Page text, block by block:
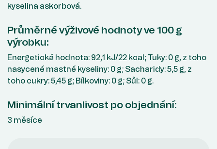
kyselina askorbová.
Průměrné výživové hodnoty ve 100 g
výrobku:
Energetická hodnota: 92,1 kJ/22 kcal; Tuky: 0 g, z toho
nasycené mastné kyseliny: 0 g; Sacharidy: 5,5 g, z
toho cukry: 5,45 g; Bílkoviny: 0 g; Sůl: 0 g.
Minimální trvanlivost po objednání:
3 měsíce